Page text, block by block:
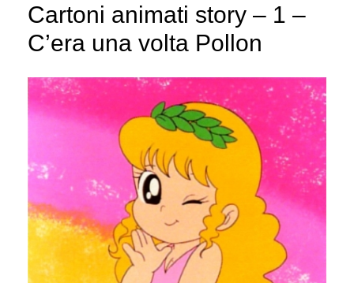
Cartoni animati story – 1 –
C’era una volta Pollon